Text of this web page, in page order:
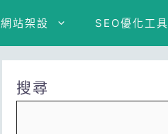
網站架設 SEO優化工具
搜尋